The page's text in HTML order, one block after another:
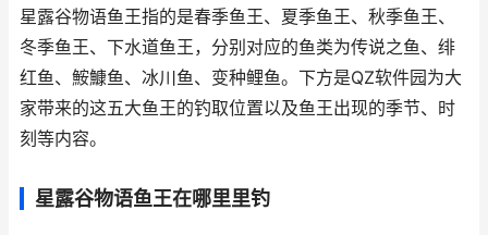
星露谷物语鱼王指的是春季鱼王、夏季鱼王、秋季鱼王、
冬季鱼王、下水道鱼王，分别对应的鱼类为传说之鱼、绯
红鱼、鮟鱇鱼、冰川鱼、变种鲤鱼。下方是QZ软件园为大
家带来的这五大鱼王的钓取位置以及鱼王出现的季节、时
刻等内容。
星露谷物语鱼王在哪里里钓